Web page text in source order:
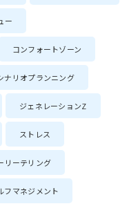
ー
コンフォートゾーン
ナリオプランニング
ジェネレーションZ
ストレス
リーテリング
フマネジメント